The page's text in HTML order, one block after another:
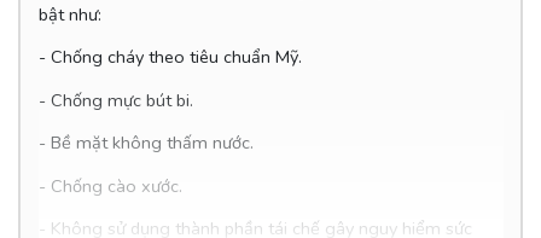
bật như:
- Chống cháy theo tiêu chuẩn Mỹ.
- Chống mực bút bi.
- Bề mặt không thấm nước.
- Chống cào xước.
- Không sử dụng thành phần tái chế gây nguy hiểm sức